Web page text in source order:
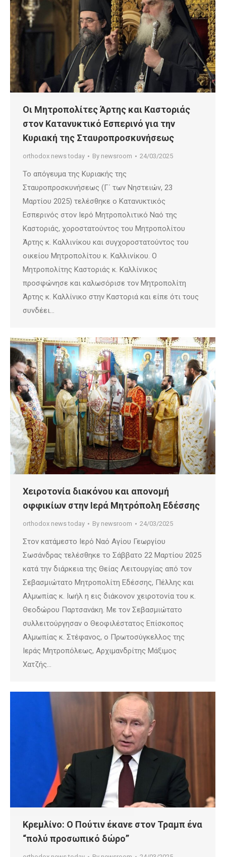
Οι Μητροπολίτες Άρτης και Καστοριάς
στον Κατανυκτικό Εσπερινό για την
Κυριακή της Σταυροπροσκυνήσεως
orthodox news today By newsroom 24/03/2025
Το απόγευμα της Κυριακής της
Σταυροπροσκυνήσεως (Γ΄ των Νηστειών, 23
Μαρτίου 2025) τελέσθηκε ο Κατανυκτικός
Εσπερινός στον Ιερό Μητροπολιτικό Ναό της
Καστοριάς, χοροστατούντος του Μητροπολίτου
Άρτης κ. Καλλινίκου και συγχοροστατούντος του
οικείου Μητροπολίτου κ. Καλλινίκου. Ο
Μητροπολίτης Καστοριάς κ. Καλλίνικος
προσφώνησε και καλωσόρισε τον Μητροπολίτη
Άρτης κ. Καλλίνικο στην Καστοριά και είπε ότι τους
συνδέει…
Χειροτονία διακόνου και απονομή
οφφικίων στην Ιερά Μητρόπολη Εδέσσης
orthodox news today By newsroom 24/03/2025
Στον κατάμεστο Ιερό Ναό Αγίου Γεωργίου
Σωσάνδρας τελέσθηκε το Σάββατο 22 Μαρτίου 2025
κατά την διάρκεια της Θείας Λειτουργίας από τον
Σεβασμιώτατο Μητροπολίτη Εδέσσης, Πέλλης και
Αλμωπίας κ. Ιωήλ η εις διάκονον χειροτονία του κ.
Θεοδώρου Παρτσανάκη. Με τον Σεβασμιώτατο
συλλειτούργησαν ο Θεοφιλέστατος Επίσκοπος
Αλμωπίας κ. Στέφανος, ο Πρωτοσύγκελλος της
Ιεράς Μητροπόλεως, Αρχιμανδρίτης Μάξιμος
Χατζής…
Κρεμλίνο: Ο Πούτιν έκανε στον Τραμπ ένα
“πολύ προσωπικό δώρο”